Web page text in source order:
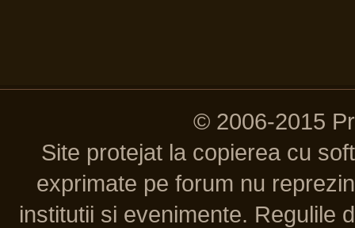
© 2006-2015
Site protejat la copierea cu
exprimate pe forum nu
institutii si evenimente. Regulile